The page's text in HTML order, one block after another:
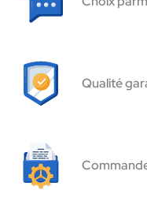
Qualité